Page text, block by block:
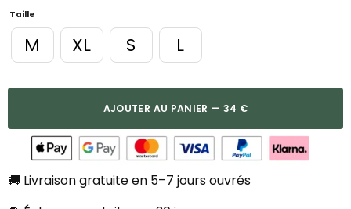
Taille
M XL S L
AJOUTER AU PANIER — 34 €
🚚 Livraison gratuite en 5–7 jours ouvrés